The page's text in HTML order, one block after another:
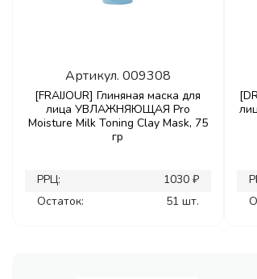
Артикул. 009308
[FRAIJOUR] Глиняная маска для
лица УВЛАЖНЯЮЩАЯ Pro
Moisture Milk Toning Clay Mask, 75
гр
РРЦ:
1030 ₽
Остаток:
51 шт.